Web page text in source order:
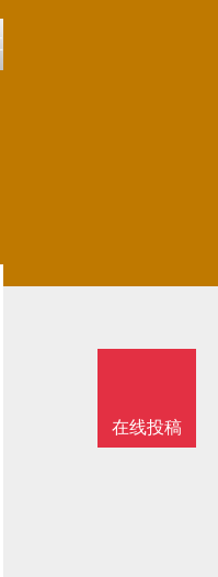
在线投稿